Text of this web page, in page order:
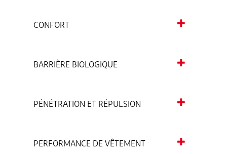
CONFORT
BARRIÈRE BIOLOGIQUE
PÉNÉTRATION ET RÉPULSION
PERFORMANCE DE VÊTEMENT